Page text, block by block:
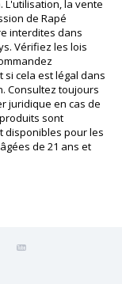
L'utilisation, la vente
de Rapé
interdites dans
Vérifiez les lois
si cela est légal dans
Consultez toujours
juridique en cas de
sont
disponibles pour les
de 21 ans et